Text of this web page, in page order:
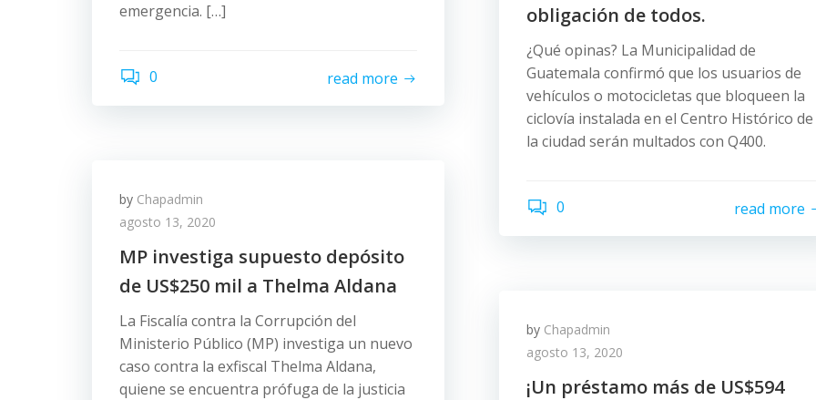
emergencia. […]
0 read more
obligación de todos.
¿Qué opinas? La Municipalidad de
Guatemala confirmó que los usuarios de
vehículos o motocicletas que bloqueen la
ciclovía instalada en el Centro Histórico de
la ciudad serán multados con Q400.
0 read more
by Chapadmin
agosto 13, 2020
MP investiga supuesto depósito
de US$250 mil a Thelma Aldana
La Fiscalía contra la Corrupción del
Ministerio Público (MP) investiga un nuevo
caso contra la exfiscal Thelma Aldana,
quiene se encuentra prófuga de la justicia
by Chapadmin
agosto 13, 2020
¡Un préstamo más de US$594